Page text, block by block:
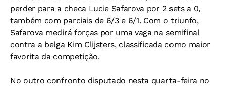
perder para a checa Lucie Safarova por 2 sets a 0,
também com parciais de 6/3 e 6/1. Com o triunfo,
Safarova medirá forças por uma vaga na semifinal
contra a belga Kim Clijsters, classificada como maior
favorita da competição.
No outro confronto disputado nesta quarta-feira no